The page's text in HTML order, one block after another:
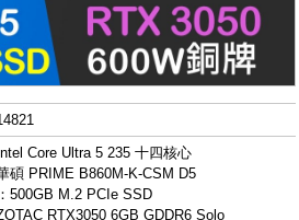
Core Ultra 5 235 十四核心
碩 PRIME B860M-K-CSM D5
500GB M.2 PCIe SSD
RTX3050 6GB GDDR6 Solo